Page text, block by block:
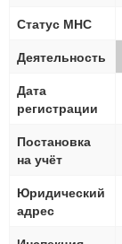
Статус МНС
Деятельность
Дата
регистрации
Постановка
на учёт
Юридический
адрес